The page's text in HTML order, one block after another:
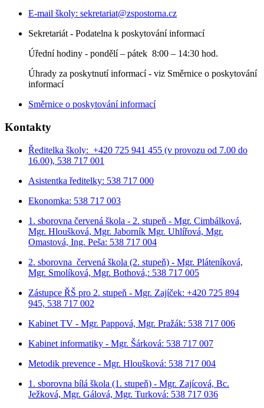
E-mail školy: sekretariat@zspostorna.cz
Sekretariát - Podatelna k poskytování informací
Úřední hodiny - pondělí – pátek 8:00 – 14:30 hod.
Úhrady za poskytnutí informací - viz Směrnice o poskytování
informací
Směrnice o poskytování informací
Kontakty
Ředitelka školy: +420 725 941 455 (v provozu od 7.00 do
16.00), 538 717 001
Asistentka ředitelky: 538 717 000
Ekonomka: 538 717 003
1. sborovna červená škola - 2. stupeň - Mgr. Cimbálková,
Mgr. Hloušková, Mgr. Jaborník Mgr. Uhlířová, Mgr.
Omastová, Ing. Peša: 538 717 004
2. sborovna červená škola (2. stupeň) - Mgr. Pláteníková,
Mgr. Smolíková, Mgr. Bothová,: 538 717 005
Zástupce ŘŠ pro 2. stupeň - Mgr. Zajíček: +420 725 894
945, 538 717 002
Kabinet TV - Mgr. Pappová, Mgr. Pražák: 538 717 006
Kabinet informatiky - Mgr. Šárková: 538 717 007
Metodik prevence - Mgr. Hloušková: 538 717 004
1. sborovna bílá škola (1. stupeň) - Mgr. Zajícová, Bc.
Ježková, Mgr. Gálová, Mgr. Turková: 538 717 036